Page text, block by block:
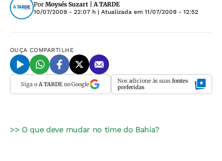
Por Moysés Suzart | A TARDE
10/07/2009 - 22:07 h | Atualizada em 11/07/2009 - 12:52
OUÇA COMPARTILHE
Siga o A TARDEno Google Nos adicione às suas fontes
preferidas
>> O que deve mudar no time do Bahia?